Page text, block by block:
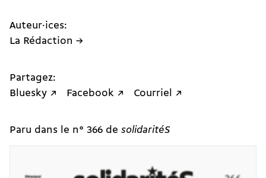
Auteur·ices:
La Rédaction →
Partagez:
Bluesky ↗
Facebook ↗ Courriel ↗
Paru dans le n° 366 de solidaritéS